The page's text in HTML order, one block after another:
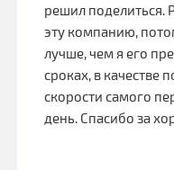
решил поделиться.
эту компанию,
лучше, чем я его
сроках, в качестве
скорости самого
день. Спасибо за